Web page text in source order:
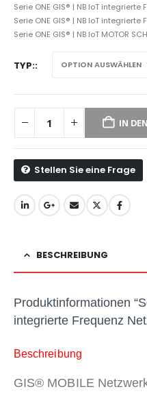
Serie ONE GIS® | NB IoT
Serie ONE GIS® | NB IoT
Serie ONE GIS® | NB IoT MOTOR
TYP:
IN
Stellen Sie eine Frage
BESCHREIBUNG
Produktinformationen
integrierte Frequenz
Beschreibung
GIS® MOBILE